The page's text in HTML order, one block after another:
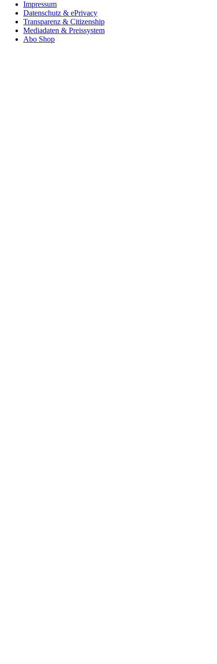
Impressum
Datenschutz & ePrivacy
Transparenz & Citizenship
Mediadaten & Preissystem
Abo Shop